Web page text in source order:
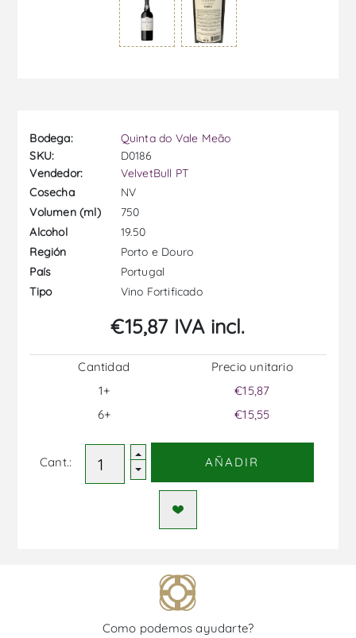
Bodega:
Quinta do Vale Meão
SKU:
D0186
Vendedor:
VelvetBull PT
Cosecha
NV
Volumen (ml)
750
Alcohol
19.50
Región
Porto e Douro
País
Portugal
Tipo
Vino Fortificado
€15,87 IVA incl.
Cantidad
1+
6+
Precio unitario
€15,87
€15,55
Cant.: AÑADIR
Como podemos ayudarte?